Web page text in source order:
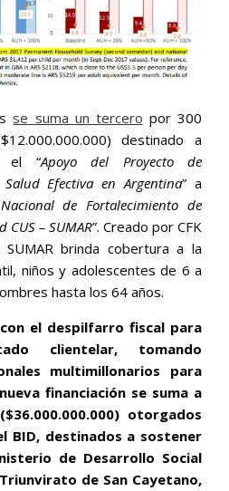
se suma un tercero por 300
destinado a
el “Apoyo del Proyecto de
Efectiva en Argentina” a
de Fortalecimiento de
CUS – SUMAR”. Creado por CFK
brinda cobertura a la
niños y adolescentes de 6 a
hasta los 64 años.
el despilfarro fiscal para
clientelar, tomando
multimillonarios para
financiación se suma a
otorgados
BID, destinados a sostener
de Desarrollo Social
de San Cayetano,